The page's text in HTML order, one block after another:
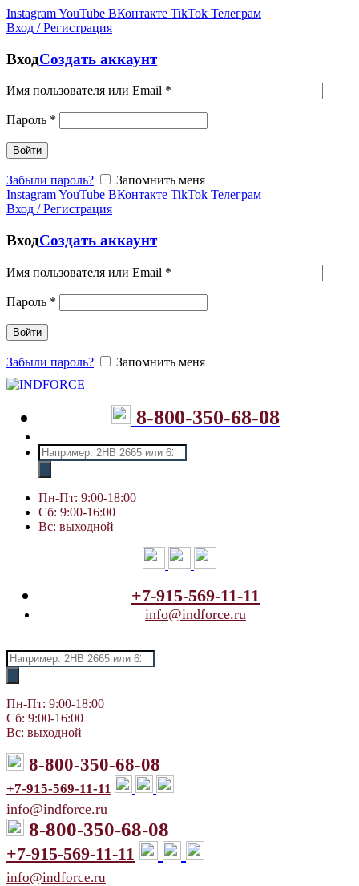
InstagramYouTube ВКонтакте TikTok Телеграм
Вход / Регистрация
ВходСоздать аккаунт
Имя пользователя или Email *
Пароль *
Войти
Забыли пароль?
Запомнить меня
InstagramYouTube ВКонтакте TikTok Телеграм
Вход / Регистрация
ВходСоздать аккаунт
Имя пользователя или Email *
Пароль *
Войти
Забыли пароль? Запомнить меня
8-800-350-68-08
Поиск
товаров
Пн-Пт: 9:00-18:00
Сб: 9:00-16:00
Вс: выходной
+7-915-569-11-11
info@indforce.ru
Поиск
товаров
Пн-Пт: 9:00-18:00
Сб: 9:00-16:00
Вс: выходной
8-800-350-68-08
+7-915-569-11-11
info@indforce.ru
8-800-350-68-08
+7-915-569-11-11
info@indforce.ru